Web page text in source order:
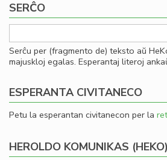
SERĈO
Serĉu per (fragmento de) teksto aŭ
majuskloj egalas. Esperantaj literoj
ESPERANTA CIVITANECO
Petu la esperantan civitanecon per la
HEROLDO KOMUNIKAS (HEKO)